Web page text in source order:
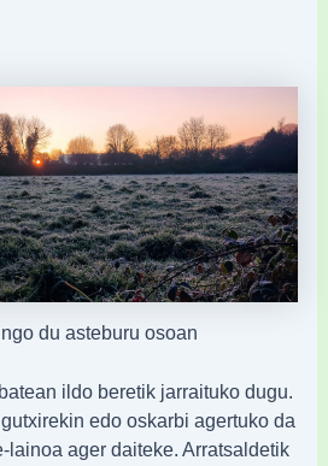
du asteburu osoan
ildo beretik jarraituko dugu.
edo oskarbi agertuko da
lainoa ager daiteke. Arratsaldetik